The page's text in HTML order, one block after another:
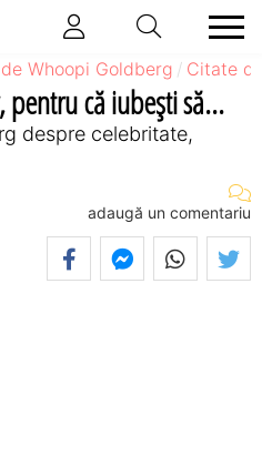
Whoopi Goldberg Citate
pentru că iubeşti să...
despre celebritate,
adaugă un comentariu